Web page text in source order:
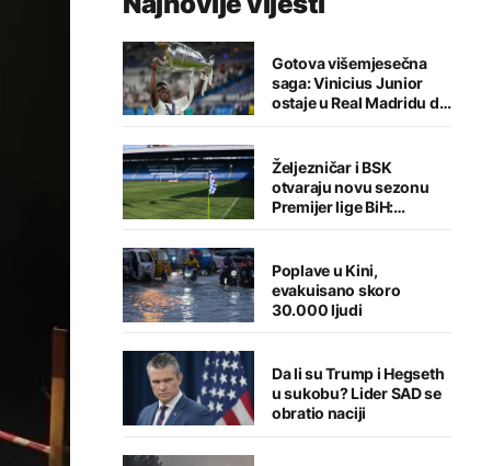
Gotova višemjesečna
saga: Vinicius Junior
ostaje u Real Madridu do
2032. godine
Željezničar i BSK
otvaraju novu sezonu
Premijer lige BiH:
Sarajlije u problemima,
Poplave u Kini,
evakuisano skoro
30.000 ljudi
Da li su Trump i Hegseth
u sukobu? Lider SAD se
obratio naciji